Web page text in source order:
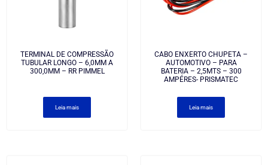
TERMINAL DE COMPRESSÃO
TUBULAR LONGO – 6,0MM A
300,0MM – RR PIMMEL
Leia mais
CABO ENXERTO CHUPETA –
AUTOMOTIVO – PARA
BATERIA – 2,5MTS – 300
AMPÉRES- PRISMATEC
Leia mais